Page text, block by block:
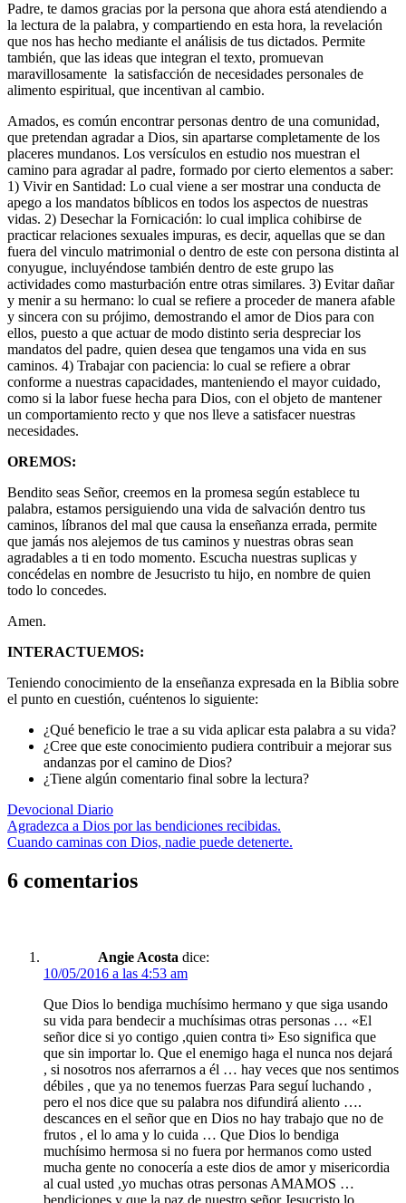
Padre, te damos gracias por la persona que ahora está atendiendo a
la lectura de la palabra, y compartiendo en esta hora, la revelación
que nos has hecho mediante el análisis de tus dictados. Permite
también, que las ideas que integran el texto, promuevan
maravillosamente la satisfacción de necesidades personales de
alimento espiritual, que incentivan al cambio.
Amados, es común encontrar personas dentro de una comunidad,
que pretendan agradar a Dios, sin apartarse completamente de los
placeres mundanos. Los versículos en estudio nos muestran el
camino para agradar al padre, formado por cierto elementos a saber:
1) Vivir en Santidad: Lo cual viene a ser mostrar una conducta de
apego a los mandatos bíblicos en todos los aspectos de nuestras
vidas. 2) Desechar la Fornicación: lo cual implica cohibirse de
practicar relaciones sexuales impuras, es decir, aquellas que se dan
fuera del vinculo matrimonial o dentro de este con persona distinta al
conyugue, incluyéndose también dentro de este grupo las
actividades como masturbación entre otras similares. 3) Evitar dañar
y menir a su hermano: lo cual se refiere a proceder de manera afable
y sincera con su prójimo, demostrando el amor de Dios para con
ellos, puesto a que actuar de modo distinto seria despreciar los
mandatos del padre, quien desea que tengamos una vida en sus
caminos. 4) Trabajar con paciencia: lo cual se refiere a obrar
conforme a nuestras capacidades, manteniendo el mayor cuidado,
como si la labor fuese hecha para Dios, con el objeto de mantener
un comportamiento recto y que nos lleve a satisfacer nuestras
necesidades.
OREMOS:
Bendito seas Señor, creemos en la promesa según establece tu
palabra, estamos persiguiendo una vida de salvación dentro tus
caminos, líbranos del mal que causa la enseñanza errada, permite
que jamás nos alejemos de tus caminos y nuestras obras sean
agradables a ti en todo momento. Escucha nuestras suplicas y
concédelas en nombre de Jesucristo tu hijo, en nombre de quien
todo lo concedes.
Amen.
INTERACTUEMOS:
Teniendo conocimiento de la enseñanza expresada en la Biblia sobre
el punto en cuestión, cuéntenos lo siguiente:
¿Qué beneficio le trae a su vida aplicar esta palabra a su vida?
¿Cree que este conocimiento pudiera contribuir a mejorar sus
andanzas por el camino de Dios?
¿Tiene algún comentario final sobre la lectura?
Devocional Diario
Navegación
de
entradas
Entrada
anterior:
Agradezca a Dios por las bendiciones recibidas.
Siguiente
Cuando caminas con Dios, nadie puede detenerte.
6 comentarios
Angie Acosta dice:
10/05/2016 a las 4:53 am
Que Dios lo bendiga muchísimo hermano y que siga usando
su vida para bendecir a muchísimas otras personas … «El
señor dice si yo contigo ,quien contra ti» Eso significa que
que sin importar lo. Que el enemigo haga el nunca nos dejará
, si nosotros nos aferrarnos a él … hay veces que nos sentimos
débiles , que ya no tenemos fuerzas Para seguí luchando ,
pero el nos dice que su palabra nos difundirá aliento ….
descances en el señor que en Dios no hay trabajo que no de
frutos , el lo ama y lo cuida … Que Dios lo bendiga
muchísimo hermosa si no fuera por hermanos como usted
mucha gente no conocería a este dios de amor y misericordia
al cual usted ,yo muchas otras personas AMAMOS …